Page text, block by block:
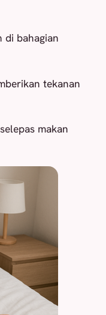
di bahagian
tekanan
makan